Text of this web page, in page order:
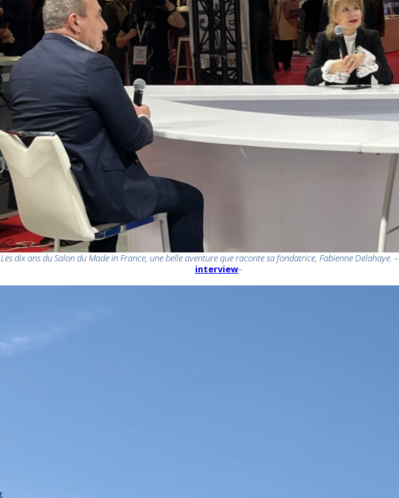
Les dix ans du Salon du Made in France, une belle aventure que raconte sa fondatrice, Fabienne Delahaye. –
interview–